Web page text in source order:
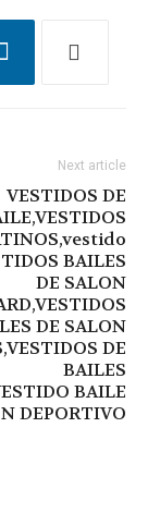
Next article
VESTIDOS DE
BAILES
DE SALON
DE SALON
DE
BAILES
BAILE
DEPORTIVO